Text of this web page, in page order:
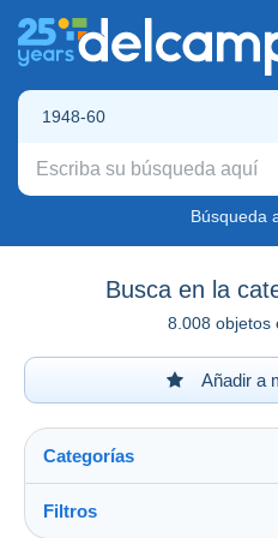
1948-60
Búsqueda
Busca en la
8.008 objetos
Añadir a
Categorías
Filtros